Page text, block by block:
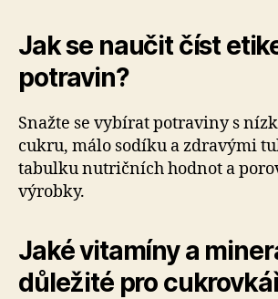
Jak se naučit číst
potravin?
Snažte se vybírat potraviny s
cukru, málo sodíku a zdravými
tabulku nutričních hodnot a
výrobky.
Jaké vitamíny a
důležité pro